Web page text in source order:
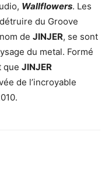
Wallflowers. Les
du Groove
de JINJER, se sont
du metal. Formé
que JINJER
de l’incroyable